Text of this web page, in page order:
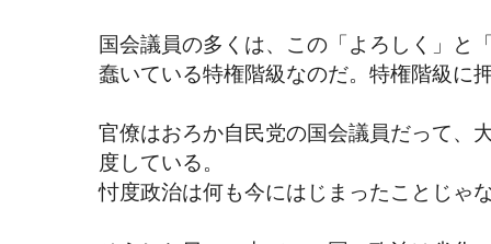
国会議員の多くは、この「よろしく」と
蠢いている特権階級なのだ。特権階級に
官僚はおろか自民党の国会議員だって、
度している。
忖度政治は何も今にはじまったことじゃ